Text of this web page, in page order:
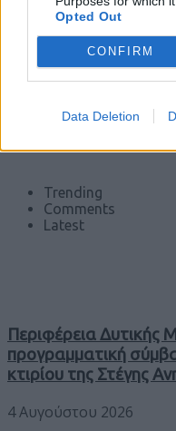
Opted Out
CONFIRM
Data Deletion
Sexuality
Trending
Comments
Latest
Περιφέρεια Δυτικής
προγραμματική
κτιρίου της Στέγης
4 Αυγούστου 2026